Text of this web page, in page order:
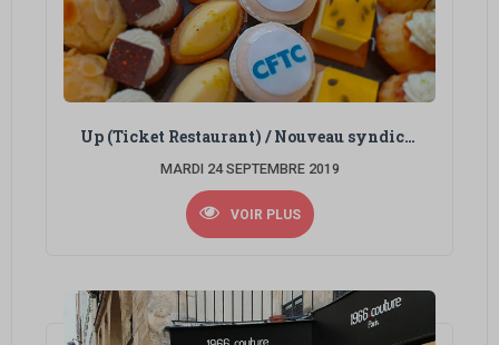
Up (Ticket Restaurant) / Nouveau syndicat
MARDI 24 SEPTEMBRE 2019
VOIR PLUS